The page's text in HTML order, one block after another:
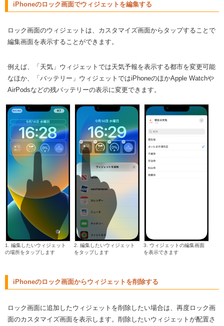
iPhoneのロック画面でウィジェットを編集する
ロック画面のウィジェットは、カスタマイズ画面からタップすることで
編集画面を表示することができます。
例えば、「天気」ウィジェットでは天気予報を表示する都市を変更可能
なほか、「バッテリー」ウィジェットではiPhoneのほかApple Watchや
AirPodsなどの残バッテリーの表示に変更できます。
1. 編集したいウィジェット
の場所をタップします
2. 編集したいウィジェット
をタップします
3. ウィジェットの編集画面
を表示できます
iPhoneのロック画面からウィジェットを削除する
ロック画面に追加したウィジェットを削除したい場合は、再度ロック画
面のカスタマイズ画面を表示します。削除したいウィジェットが配置さ